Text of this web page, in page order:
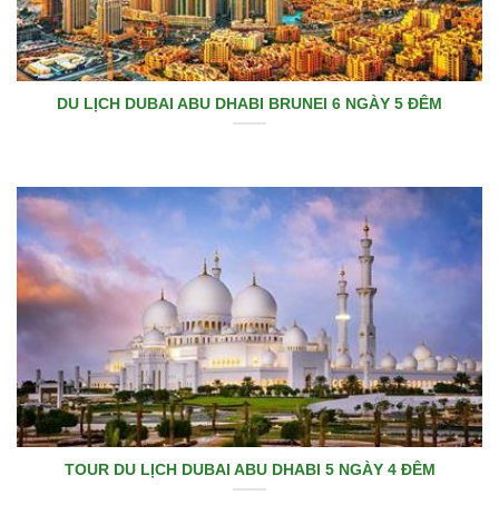
DU LỊCH DUBAI ABU DHABI BRUNEI 6 NGÀY 5 ĐÊM
TOUR DU LỊCH DUBAI ABU DHABI 5 NGÀY 4 ĐÊM